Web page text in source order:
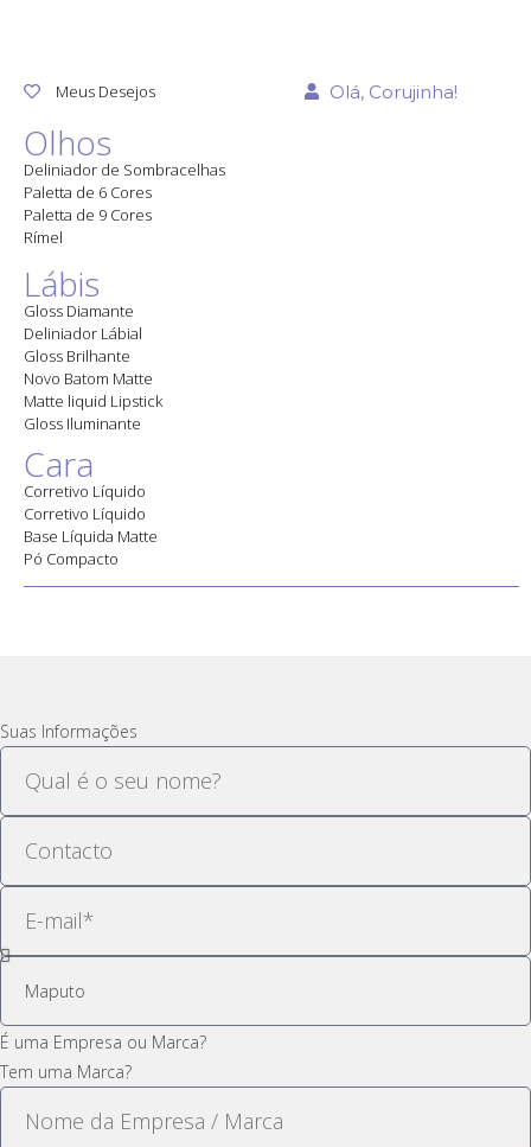
Meus Desejos Olá, Corujinha!
Olhos
Deliniador de Sombracelhas
Paletta de 6 Cores
Paletta de 9 Cores
Rímel
Lábis
Gloss Diamante
Deliniador Lábial
Gloss Brilhante
Novo Batom Matte
Matte liquid Lipstick
Gloss Iluminante
Cara
Corretivo Líquido
Corretivo Líquido
Base Líquida Matte
Pó Compacto
Suas Informações
É uma Empresa ou Marca?
Tem uma Marca?